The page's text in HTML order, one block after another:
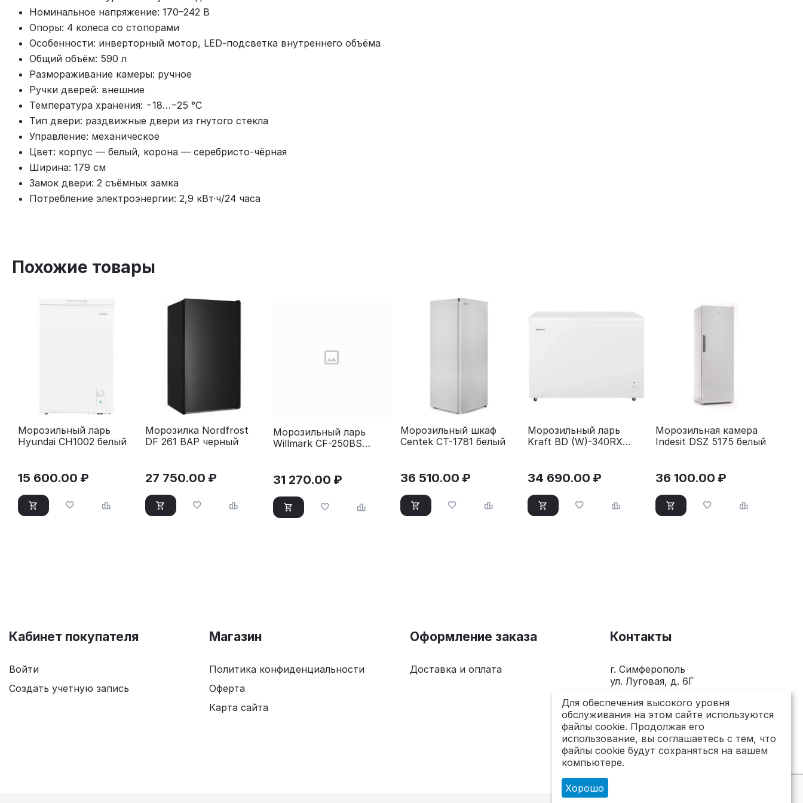
Номинальное напряжение: 170–242 В
Опоры: 4 колеса со стопорами
Особенности: инверторный мотор, LED‑подсветка внутреннего объёма
Общий объём: 590 л
Размораживание камеры: ручное
Ручки дверей: внешние
Температура хранения: −18…−25 °C
Тип двери: раздвижные двери из гнутого стекла
Управление: механическое
Цвет: корпус — белый, корона — серебристо‑чёрная
Ширина: 179 см
Замок двери: 2 съёмных замка
Потребление электроэнергии: 2,9 кВт·ч/24 часа
Похожие товары
Морозильный ларь
Hyundai CH1002 белый
15 600.00 ₽
Морозилка Nordfrost
DF 261 BAP черный
27 750.00 ₽
Морозильный ларь
Willmark CF-250BS
31 270.00 ₽
Морозильный шкаф
Centek CT-1781 белый
36 510.00 ₽
Морозильный ларь
Kraft BD (W)-340RX
34 690.00 ₽
Морозильная камера
Indesit DSZ 5175 белый
36 100.00 ₽
Кабинет покупателя
Войти
Создать учетную запись
Магазин
Политика конфиденциальности
Оферта
Карта сайта
Оформление заказа
Доставка и оплата
Контакты
г. Симферополь
ул. Луговая, д. 6Г
+7(978)281-0-281
Пн-Пт 10.00 - 18.00
send@topsto-crimea.ru
Для обеспечения высокого уровня
обслуживания на этом сайте используются
файлы cookie. Продолжая его
использование, вы соглашаетесь с тем, что
файлы cookie будут сохраняться на вашем
компьютере.
Хорошо